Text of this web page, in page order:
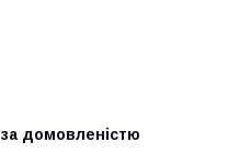
за домовленістю